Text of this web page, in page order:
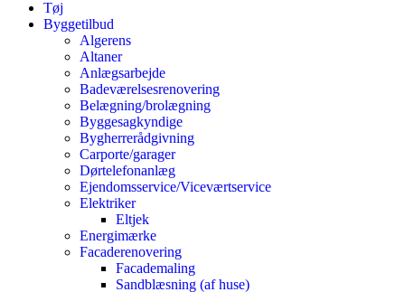
Tøj
Byggetilbud
Algerens
Altaner
Anlægsarbejde
Badeværelsesrenovering
Belægning/brolægning
Byggesagkyndige
Bygherrerådgivning
Carporte/garager
Dørtelefonanlæg
Ejendomsservice/Viceværtservice
Elektriker
Eltjek
Energimærke
Facaderenovering
Facademaling
Sandblæsning (af huse)